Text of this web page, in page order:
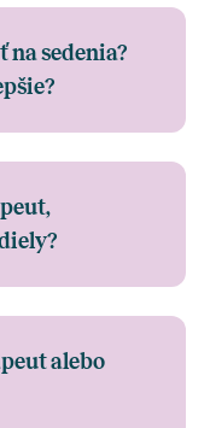
sedenia?
alebo